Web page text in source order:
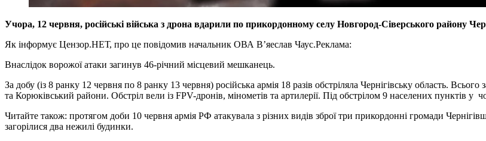
Учора, 12 червня, російські війська з дрона вдарили по прикордонному селу Новгород-Сіверського району
Як інформує Цензор.НЕТ, про це повідомив начальник ОВА В’яеслав Чаус.Реклама:
Внаслідок ворожої атаки загинув 46-річний місцевий мешканець.
За добу (із 8 ранку 12 червня по 8 ранку 13 червня) російська армія 18 разів обстріляла Чернігівську область.
та Корюківський райони. Обстріл вели із FPV-дронів, мінометів та артилерії. Під обстрілом 9 населених пунктів у
Читайте також: протягом доби 10 червня армія РФ атакувала з різних видів зброї три прикордонні громади
загорілися два нежилі будинки.